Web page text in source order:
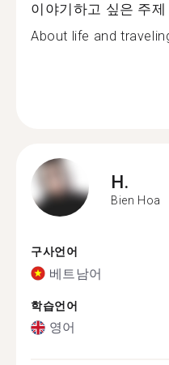
이야기하고 싶은 주제
About life and
H.
Bien Hoa
구사언어
베트남어
학습언어
영어